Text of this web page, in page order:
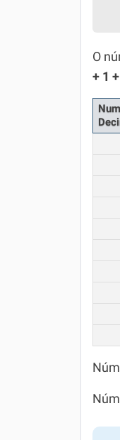
Química
Todos
O
+ 1